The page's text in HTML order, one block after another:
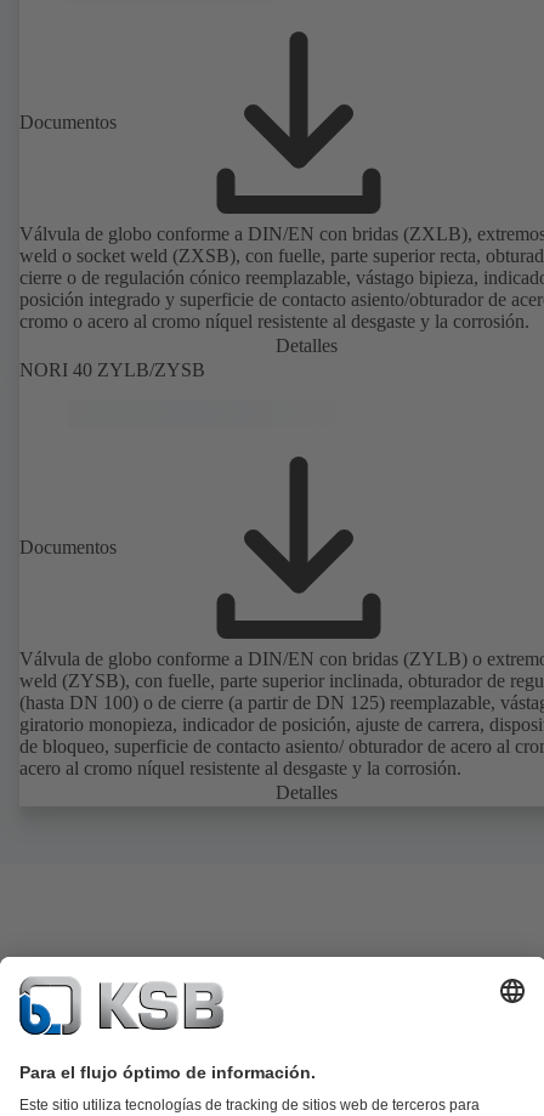
Documentos
Válvula de globo conforme a DIN/EN con bridas (ZXLB),
weld o socket weld (ZXSB), con fuelle, parte superior recta,
cierre o de regulación cónico reemplazable, vástago bipieza,
posición integrado y superficie de contacto asiento/obturador de
cromo o acero al cromo níquel resistente al desgaste y la corrosión.
Detalles
NORI 40 ZYLB/ZYSB
Documentos
Válvula de globo conforme a DIN/EN con bridas (ZYLB) o
weld (ZYSB), con fuelle, parte superior inclinada, obturador de
(hasta DN 100) o de cierre (a partir de DN 125) reemplazable,
giratorio monopieza, indicador de posición, ajuste de carrera,
de bloqueo, superficie de contacto asiento/ obturador de acero al
acero al cromo níquel resistente al desgaste y la corrosión.
Detalles